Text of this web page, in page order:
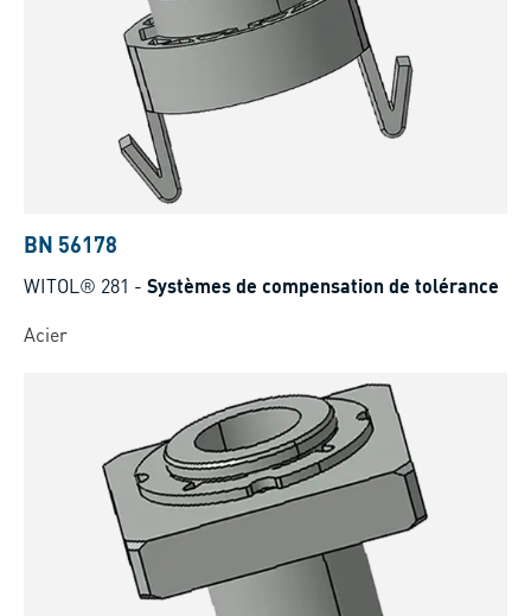
BN 56178
WITOL® 281 - Systèmes de compensation de tolérance
Acier